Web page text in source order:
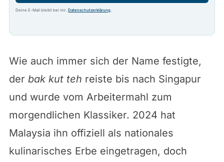
Deine E-Mail bleibt bei mir.Datenschutzerklärung.
Wie auch immer sich der Name festigte,
der bak kut teh reiste bis nach Singapur
und wurde vom Arbeitermahl zum
morgendlichen Klassiker. 2024 hat
Malaysia ihn offiziell als nationales
kulinarisches Erbe eingetragen, doch